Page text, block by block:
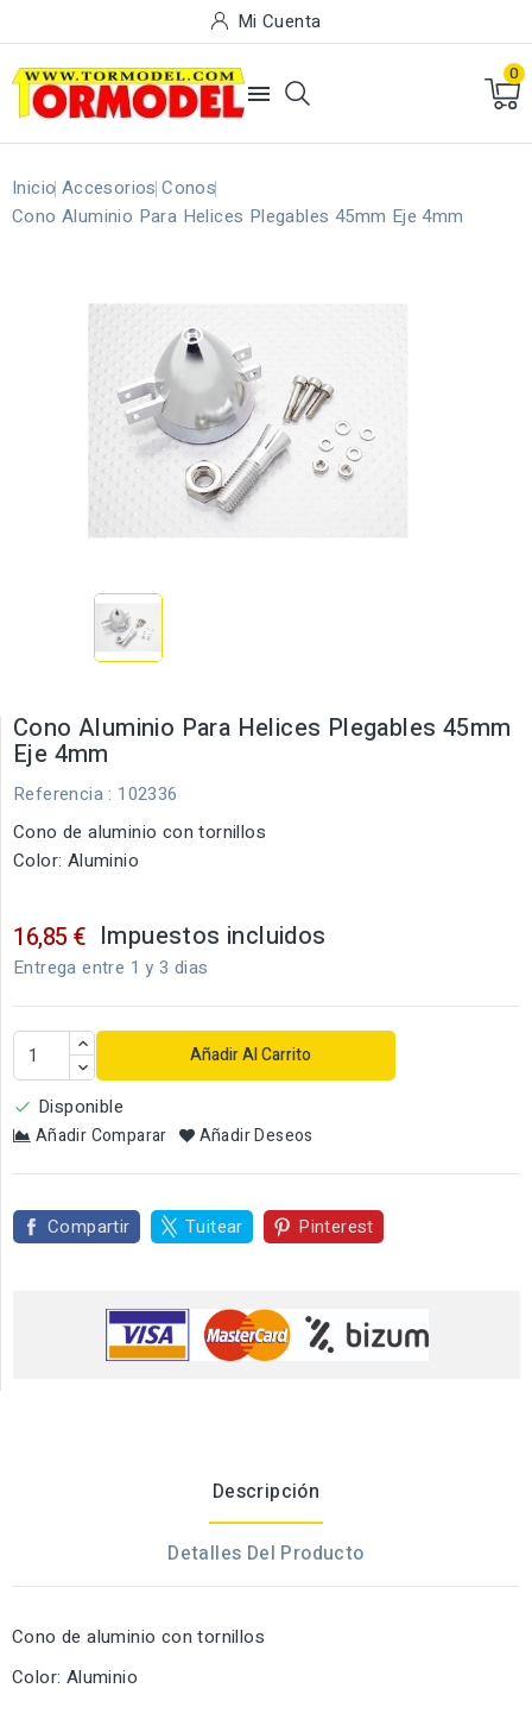
Mi Cuenta

0
Inicio Accesorios Conos
Cono Aluminio Para Helices Plegables 45mm Eje 4mm
Cono Aluminio Para Helices Plegables 45mm
Eje 4mm
Referencia : 102336
Cono de aluminio con tornillos
Color: Aluminio
16,85 € Impuestos incluidos
Entrega entre 1 y 3 dias
Añadir Al Carrito
 Disponible
Añadir Comparar Añadir Deseos
Compartir Tuitear Pinterest
Descripción
Detalles Del Producto
Cono de aluminio con tornillos
Color: Aluminio